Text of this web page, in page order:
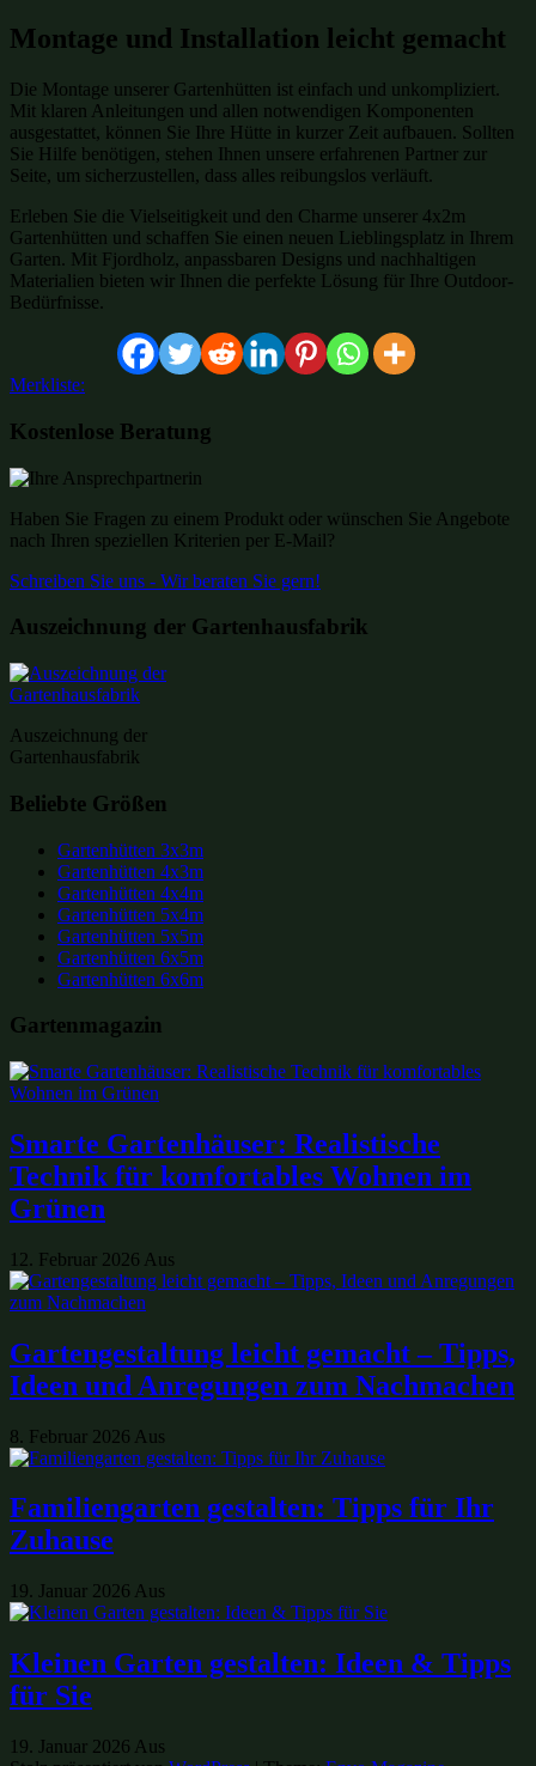
Montage und Installation leicht gemacht
Die Montage unserer Gartenhütten ist einfach und unkompliziert.
Mit klaren Anleitungen und allen notwendigen Komponenten
ausgestattet, können Sie Ihre Hütte in kurzer Zeit aufbauen. Sollten
Sie Hilfe benötigen, stehen Ihnen unsere erfahrenen Partner zur
Seite, um sicherzustellen, dass alles reibungslos verläuft.
Erleben Sie die Vielseitigkeit und den Charme unserer 4x2m
Gartenhütten und schaffen Sie einen neuen Lieblingsplatz in Ihrem
Garten. Mit Fjordholz, anpassbaren Designs und nachhaltigen
Materialien bieten wir Ihnen die perfekte Lösung für Ihre Outdoor-
Bedürfnisse.
Merkliste:
Kostenlose Beratung
Haben Sie Fragen zu einem Produkt oder wünschen Sie Angebote
nach Ihren speziellen Kriterien per E-Mail?
Schreiben Sie uns - Wir beraten Sie gern!
Auszeichnung der Gartenhausfabrik
Auszeichnung der
Gartenhausfabrik
Beliebte Größen
Gartenhütten 3x3m
Gartenhütten 4x3m
Gartenhütten 4x4m
Gartenhütten 5x4m
Gartenhütten 5x5m
Gartenhütten 6x5m
Gartenhütten 6x6m
Gartenmagazin
Smarte Gartenhäuser: Realistische
Technik für komfortables Wohnen im
Grünen
12. Februar 2026 Aus
Gartengestaltung leicht gemacht – Tipps,
Ideen und Anregungen zum Nachmachen
8. Februar 2026 Aus
Familiengarten gestalten: Tipps für Ihr
Zuhause
19. Januar 2026 Aus
Kleinen Garten gestalten: Ideen & Tipps
für Sie
19. Januar 2026 Aus